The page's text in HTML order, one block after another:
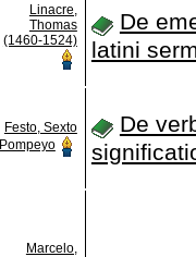
Linacre,
Thomas
(1460-1524)
De
latini
Festo, Sexto
Pompeyo
De
Marcelo,